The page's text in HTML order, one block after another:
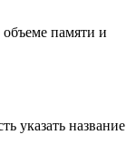
памяти и
указать название